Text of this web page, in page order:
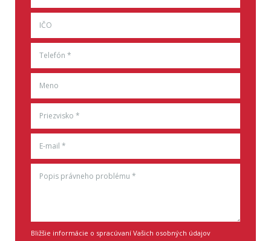
Bližšie informácie o spracúvaní Vašich osobných údajov